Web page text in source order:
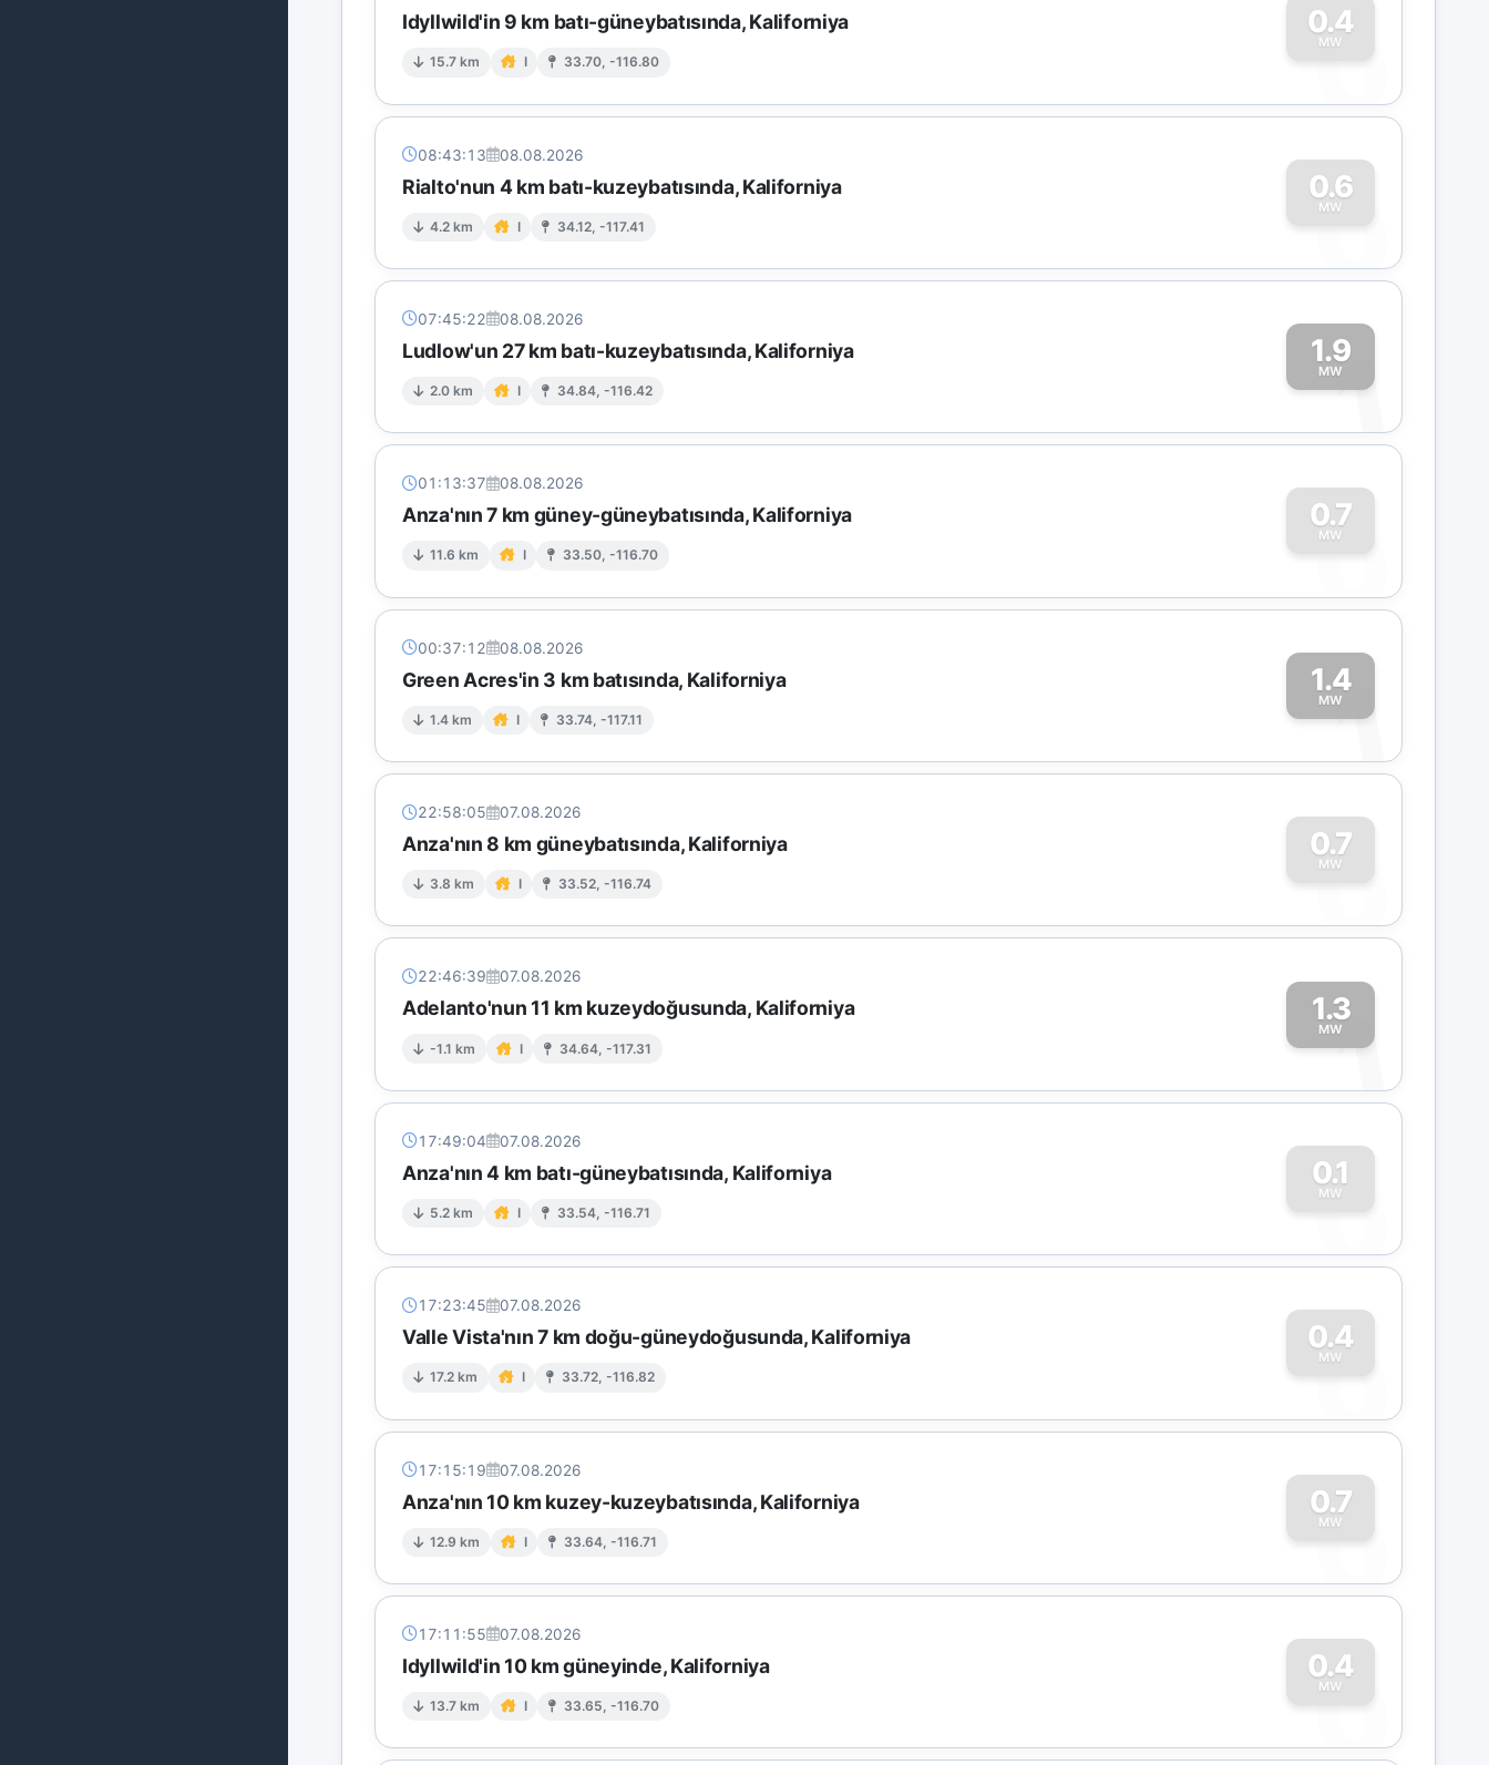
Idyllwild'in 9 km batı-güneybatısında, Kaliforniya
15.7 km I 33.70, -116.80
0.4
MW
0
08:43:13 08.08.2026
Rialto'nun 4 km batı-kuzeybatısında, Kaliforniya
4.2 km I 34.12, -117.41
0.6
MW
0
07:45:22 08.08.2026
Ludlow'un 27 km batı-kuzeybatısında, Kaliforniya
2.0 km I 34.84, -116.42
1.9
MW
1
01:13:37 08.08.2026
Anza'nın 7 km güney-güneybatısında, Kaliforniya
11.6 km I 33.50, -116.70
0.7
MW
0
00:37:12 08.08.2026
Green Acres'in 3 km batısında, Kaliforniya
1.4 km I 33.74, -117.11
1.4
MW
1
22:58:05 07.08.2026
Anza'nın 8 km güneybatısında, Kaliforniya
3.8 km I 33.52, -116.74
0.7
MW
0
22:46:39 07.08.2026
Adelanto'nun 11 km kuzeydoğusunda, Kaliforniya
-1.1 km I 34.64, -117.31
1.3
MW
1
17:49:04 07.08.2026
Anza'nın 4 km batı-güneybatısında, Kaliforniya
5.2 km I 33.54, -116.71
0.1
MW
0
17:23:45 07.08.2026
Valle Vista'nın 7 km doğu-güneydoğusunda, Kaliforniya
17.2 km I 33.72, -116.82
0.4
MW
0
17:15:19 07.08.2026
Anza'nın 10 km kuzey-kuzeybatısında, Kaliforniya
12.9 km I 33.64, -116.71
0.7
MW
0
17:11:55 07.08.2026
Idyllwild'in 10 km güneyinde, Kaliforniya
13.7 km I 33.65, -116.70
0.4
MW
0